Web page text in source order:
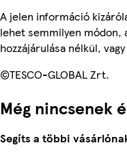
A jelen információ
lehet semmilyen módon,
hozzájárulása nélkül,
©TESCO-GLOBAL Zrt.
Még nincsenek
Segíts a többi